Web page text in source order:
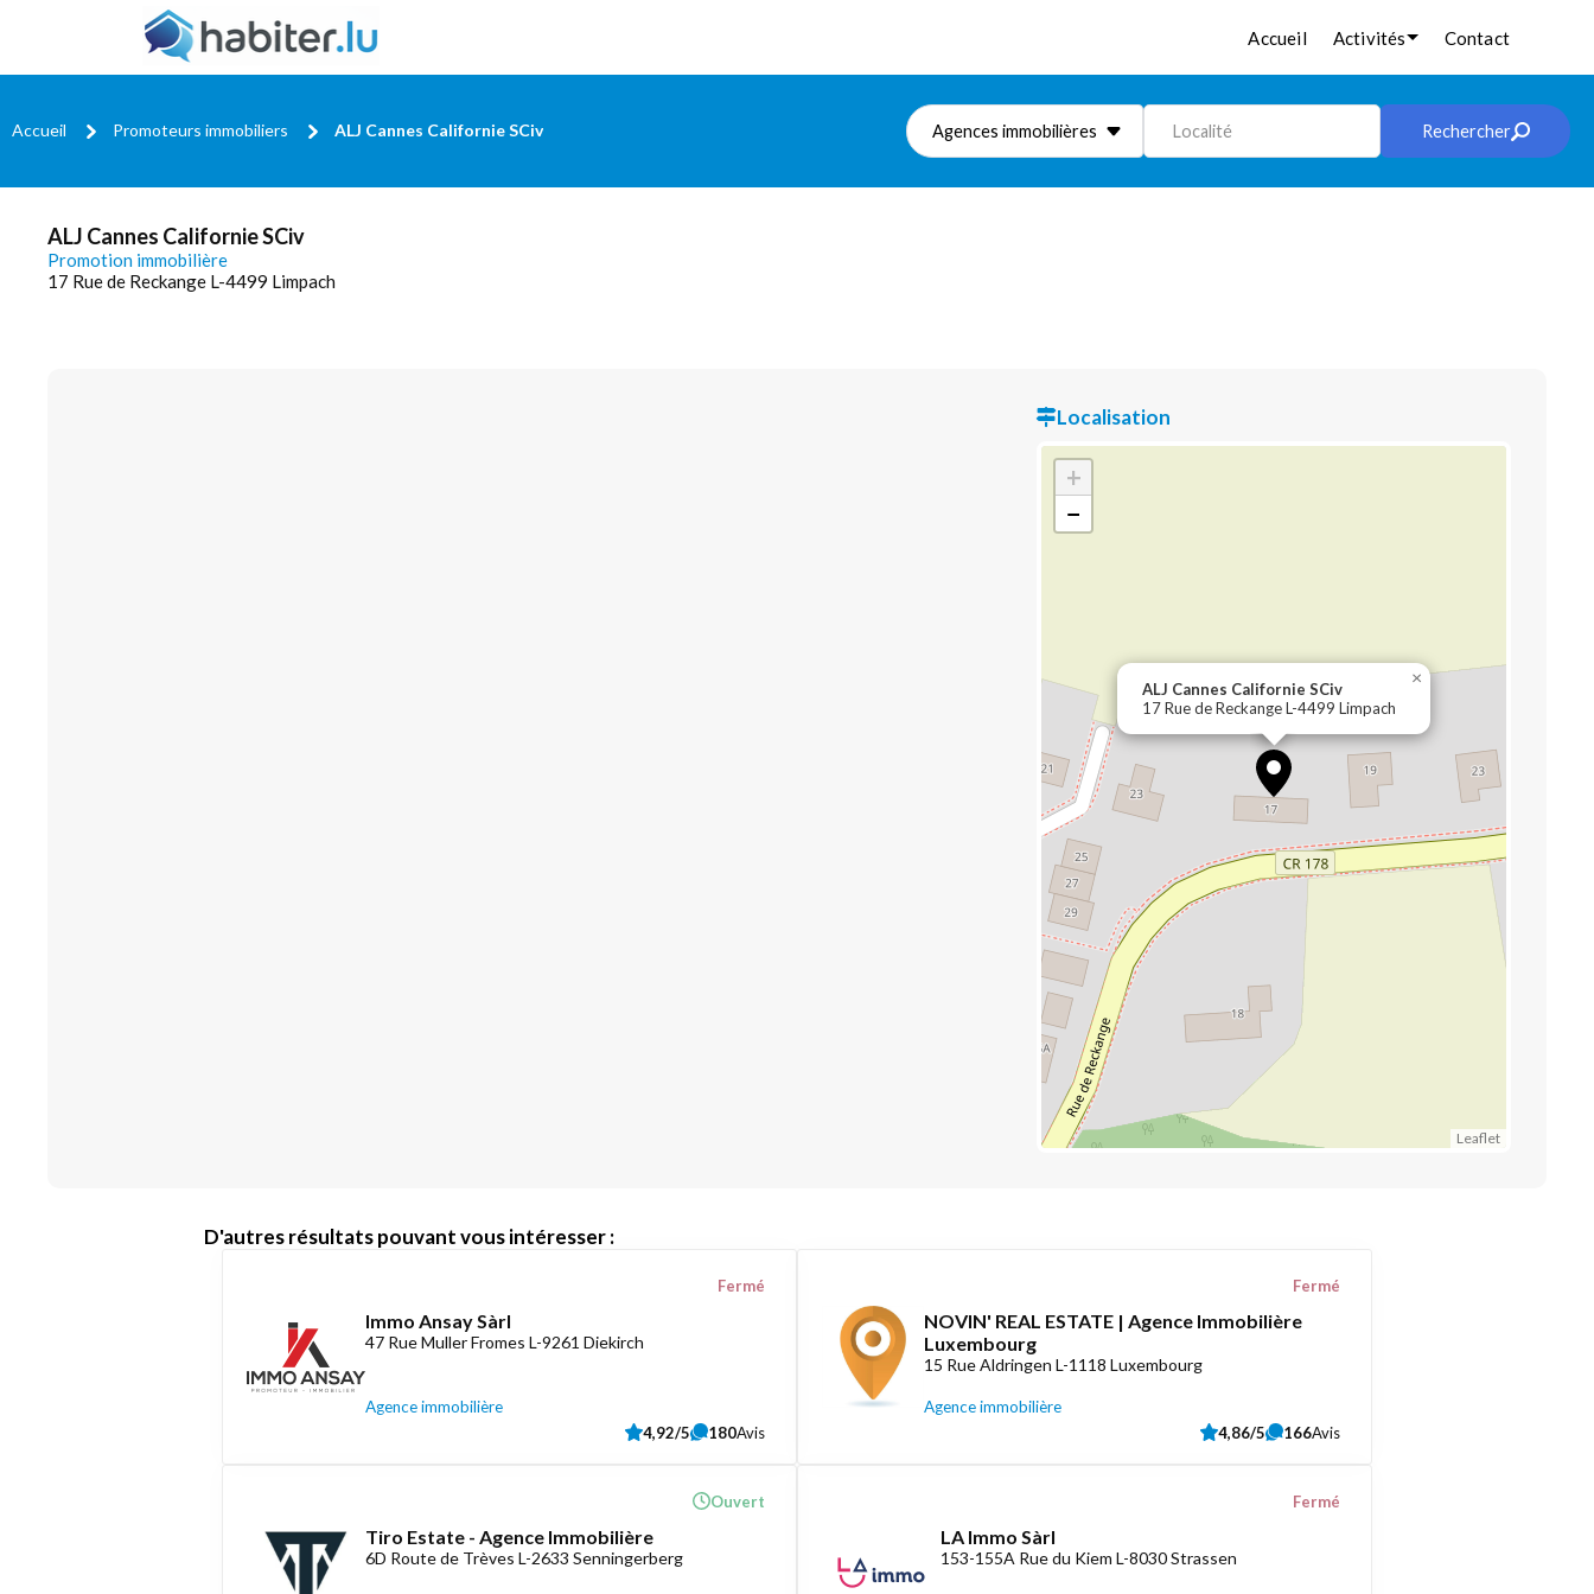
Accueil Activités Contact
Accueil Promoteurs immobiliers ALJ Cannes Californie SCiv Agences immobilières Localité Rechercher
ALJ Cannes Californie SCiv
Promotion immobilière
17 Rue de Reckange L-4499 Limpach
Localisation
ALJ Cannes Californie SCiv
17 Rue de Reckange L-4499 Limpach
×
+
−
Leaflet
D'autres résultats pouvant vous intéresser :
Immo Ansay Sàrl
47 Rue Muller Fromes L-9261 Diekirch
Agence immobilière
Fermé
4,92/5 180Avis
NOVIN' REAL ESTATE | Agence Immobilière
Luxembourg
15 Rue Aldringen L-1118 Luxembourg
Agence immobilière
Fermé
4,86/5 166Avis
Tiro Estate - Agence Immobilière
6D Route de Trèves L-2633 Senningerberg
Ouvert
LA Immo Sàrl
153-155A Rue du Kiem L-8030 Strassen
Fermé